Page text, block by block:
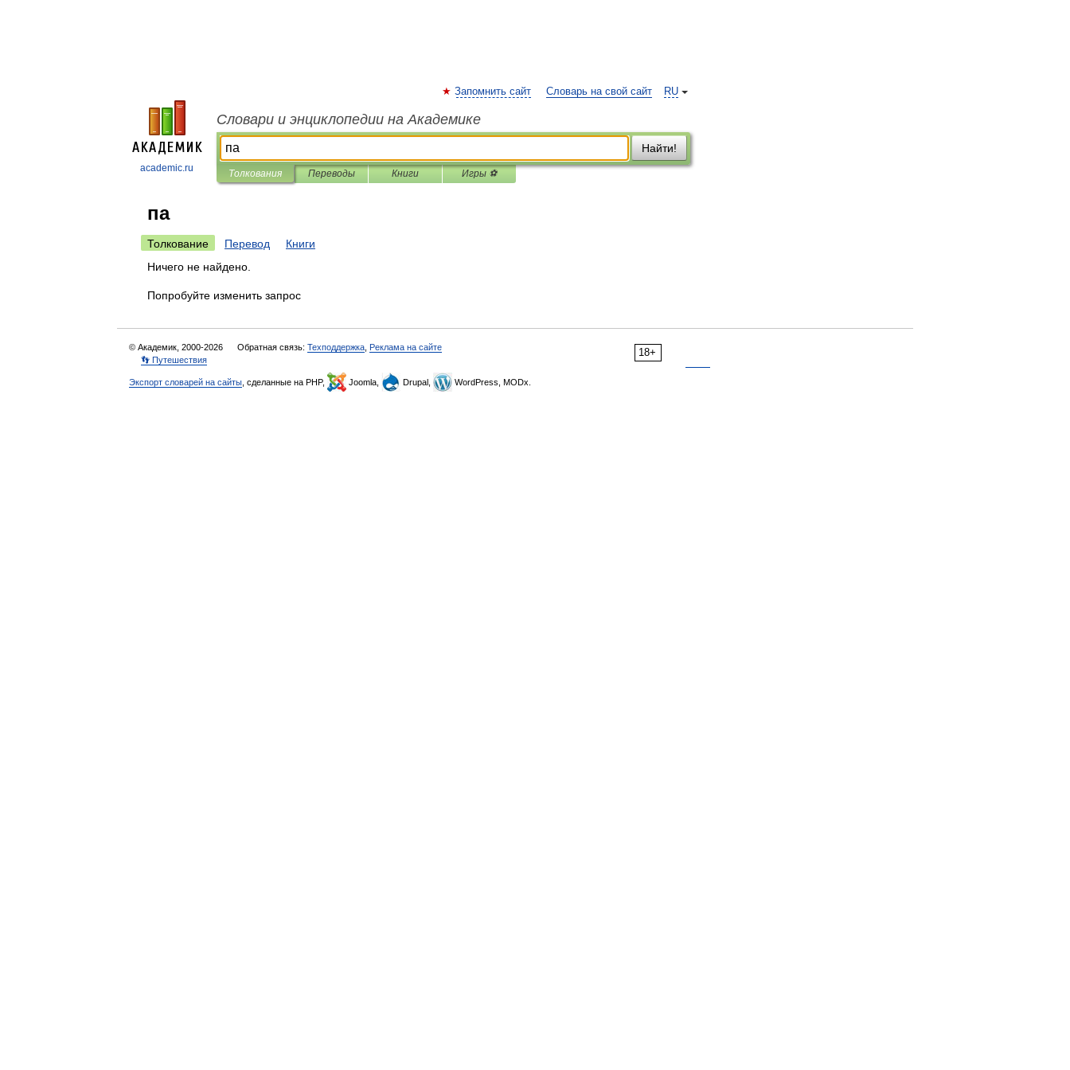
academic.ru
RU
Запомнить сайт Словарь на свой сайт
Словари и энциклопедии на Академике
Найти!
Толкования Переводы Книги Игры ⚽
па
Толкование Перевод
Книги
Ничего не найдено.
Попробуйте изменить запрос
18+
© Академик, 2000-2026 Обратная связь: Техподдержка Реклама на сайте
👣 Путешествия
Экспорт словарей на сайты , сделанные на PHP, Joomla, Drupal, WordPress, MODx.